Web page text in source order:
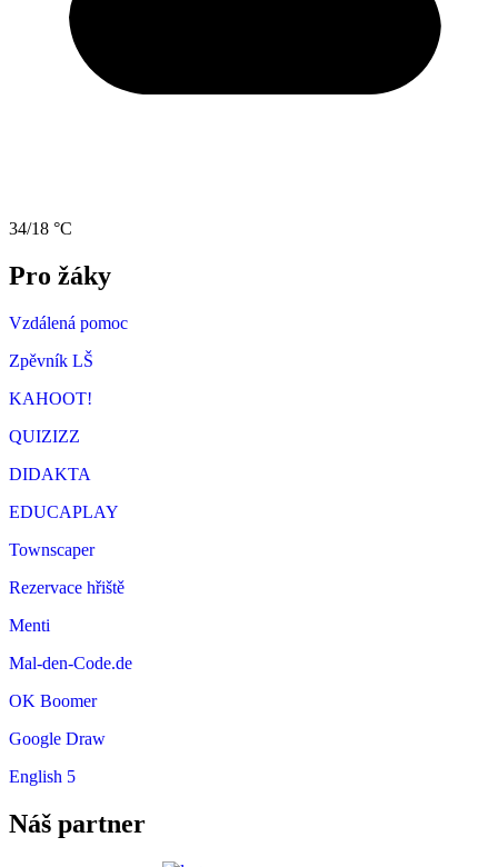
34/18 °C
Pro žáky
Vzdálená pomoc
Zpěvník LŠ
KAHOOT!
QUIZIZZ
DIDAKTA
EDUCAPLAY
Townscaper
Rezervace hřiště
Menti
Mal-den-Code.de
OK Boomer
Google Draw
English 5
Náš partner